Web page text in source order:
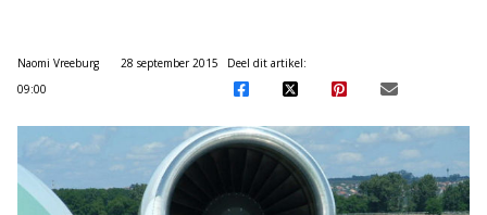
Naomi Vreeburg
28 september 2015
09:00
Deel dit artikel: